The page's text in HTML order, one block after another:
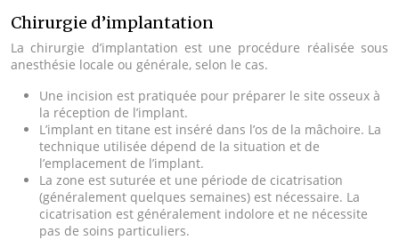
Chirurgie d’implantation
La chirurgie d’implantation est une procédure réalisée sous
anesthésie locale ou générale, selon le cas.
Une incision est pratiquée pour préparer le site osseux à
la réception de l’implant.
L’implant en titane est inséré dans l’os de la mâchoire. La
technique utilisée dépend de la situation et de
l’emplacement de l’implant.
La zone est suturée et une période de cicatrisation
(généralement quelques semaines) est nécessaire. La
cicatrisation est généralement indolore et ne nécessite
pas de soins particuliers.